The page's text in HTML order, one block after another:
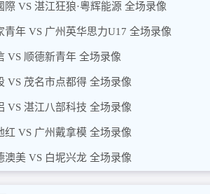
VS 湛江狂狼·粵辉能源 全场录像
年 VS 广州英华思力U17 全场录像
VS 顺德新青年 全场录像
VS 茂名市点都得 全场录像
VS 湛江八部科技 全场录像
VS 广州戴拿模 全场录像
美 VS 白坭兴龙 全场录像